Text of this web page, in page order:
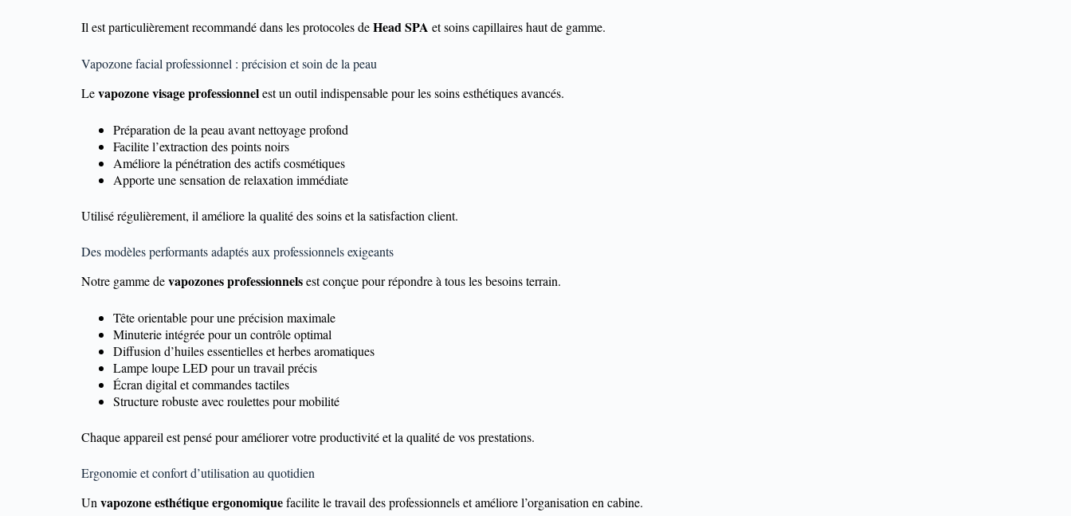
Il est particulièrement recommandé dans les protocoles deHead SPA et soins capillaires haut de gamme.
Vapozone facial professionnel : précision et soin de la peau
Levapozone visage professionnelest un outil indispensable pour les soins esthétiques avancés.
Préparation de la peau avant nettoyage profond
Facilite l’extraction des points noirs
Améliore la pénétration des actifs cosmétiques
Apporte une sensation de relaxation immédiate
Utilisé régulièrement, il améliore la qualité des soins et la satisfaction client.
Des modèles performants adaptés aux professionnels exigeants
Notre gamme devapozones professionnelsest conçue pour répondre à tous les besoins terrain.
Tête orientable pour une précision maximale
Minuterie intégrée pour un contrôle optimal
Diffusion d’huiles essentielles et herbes aromatiques
Lampe loupe LED pour un travail précis
Écran digital et commandes tactiles
Structure robuste avec roulettes pour mobilité
Chaque appareil est pensé pour améliorer votre productivité et la qualité de vos prestations.
Ergonomie et confort d’utilisation au quotidien
Un vapozone esthétique ergonomiquefacilite le travail des professionnels et améliore l’organisation en cabine.